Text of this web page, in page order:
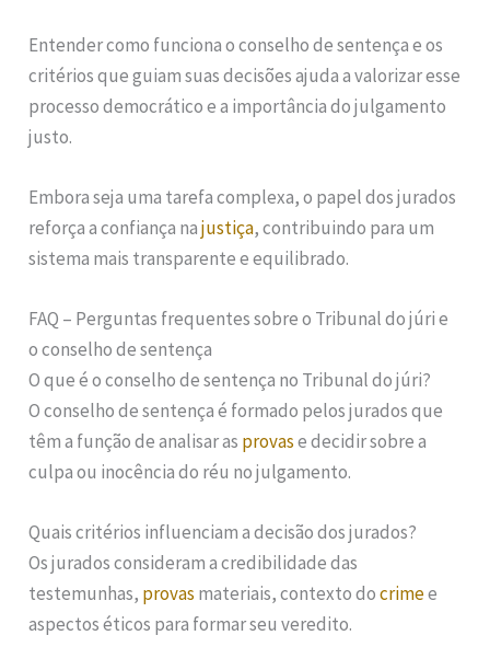
Entender como funciona o conselho de sentença e os
critérios que guiam suas decisões ajuda a valorizar esse
processo democrático e a importância do julgamento
justo.
Embora seja uma tarefa complexa, o papel dos jurados
reforça a confiança najustiça, contribuindo para um
sistema mais transparente e equilibrado.
FAQ – Perguntas frequentes sobre o Tribunal do júri e
o conselho de sentença
O que é o conselho de sentença no Tribunal do júri?
O conselho de sentença é formado pelos jurados que
têm a função de analisar as provase decidir sobre a
culpa ou inocência do réu no julgamento.
Quais critérios influenciam a decisão dos jurados?
Os jurados consideram a credibilidade das
testemunhas, provas materiais, contexto docrimee
aspectos éticos para formar seu veredito.